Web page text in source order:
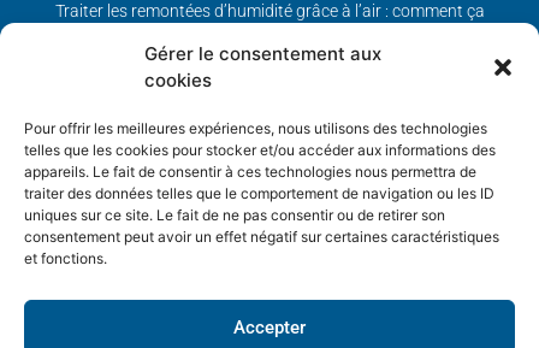
Gérer le consentement aux
cookies
Pour offrir les meilleures expériences, nous utilisons des technologies
telles que les cookies pour stocker et/ou accéder aux informations des
appareils. Le fait de consentir à ces technologies nous permettra de
traiter des données telles que le comportement de navigation ou les ID
uniques sur ce site. Le fait de ne pas consentir ou de retirer son
consentement peut avoir un effet négatif sur certaines caractéristiques
et fonctions.
Accepter
Traiter les remontées d’humidité grâce à l’air : comment ça
traitement humidité/Conseil traitement des remontées
Capillaires /FAQ problèmes d’humidité/Brevets et assurance